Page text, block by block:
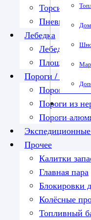
Торсионы
Лебедка
Лебедки
Площадка под
Пороги / подножки
Пороги
Пороги из
Пороги
Прочее
Калитки
Главная пара
Блокировки
Колёсные
Топливный